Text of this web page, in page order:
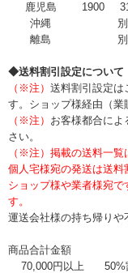
鹿児島
1900
沖縄
離島
◆送料割引設定について
（※注） 送料割引設定は
す。ショップ様経由（業
（※注） お客様都合に
さい。
（※注）掲載の送料一覧
個人宅様宛の発送は送料
ショップ様や業者様宛
す。
運送会社様の持ち帰りや
商品合計金額
70,000円以上
50%